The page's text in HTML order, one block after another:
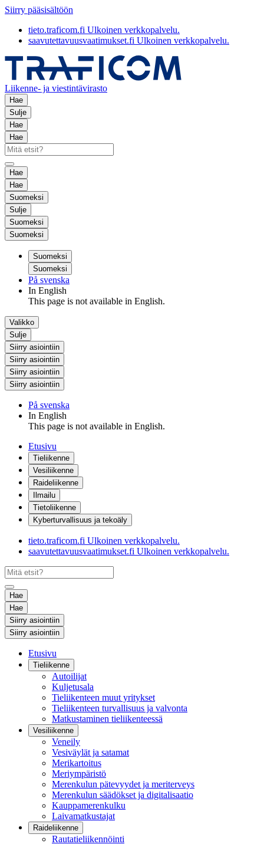
Siirry pääsisältöön
tieto.traficom.fi Ulkoinen verkkopalvelu.
saavutettavuusvaatimukset.fi Ulkoinen verkkopalvelu.
Liikenne- ja viestintävirasto
Hae
Sulje
Hae
Hae
Hae
Hae
Suomeksi
Sulje
Suomeksi
Suomeksi
Suomeksi
Suomeksi
På svenska
In English
This page is not available in English.
Valikko
Sulje
Siirry asiointiin
Siirry asiointiin
Siirry asiointiin
Siirry asiointiin
På svenska
In English
This page is not available in English.
Etusivu
Tieliikenne
Vesiliikenne
Raideliikenne
Ilmailu
Tietoliikenne
Kyberturvallisuus ja tekoäly
tieto.traficom.fi Ulkoinen verkkopalvelu.
saavutettavuusvaatimukset.fi Ulkoinen verkkopalvelu.
Hae
Hae
Siirry asiointiin
Siirry asiointiin
Etusivu
Tieliikenne
Autoilijat
Kuljetusala
Tieliikenteen muut yritykset
Tieliikenteen turvallisuus ja valvonta
Matkustaminen tieliikenteessä
Vesiliikenne
Veneily
Vesiväylät ja satamat
Merikartoitus
Meriympäristö
Merenkulun pätevyydet ja meriterveys
Merenkulun säädökset ja digitalisaatio
Kauppamerenkulku
Laivamatkustajat
Raideliikenne
Rautatieliikennöinti